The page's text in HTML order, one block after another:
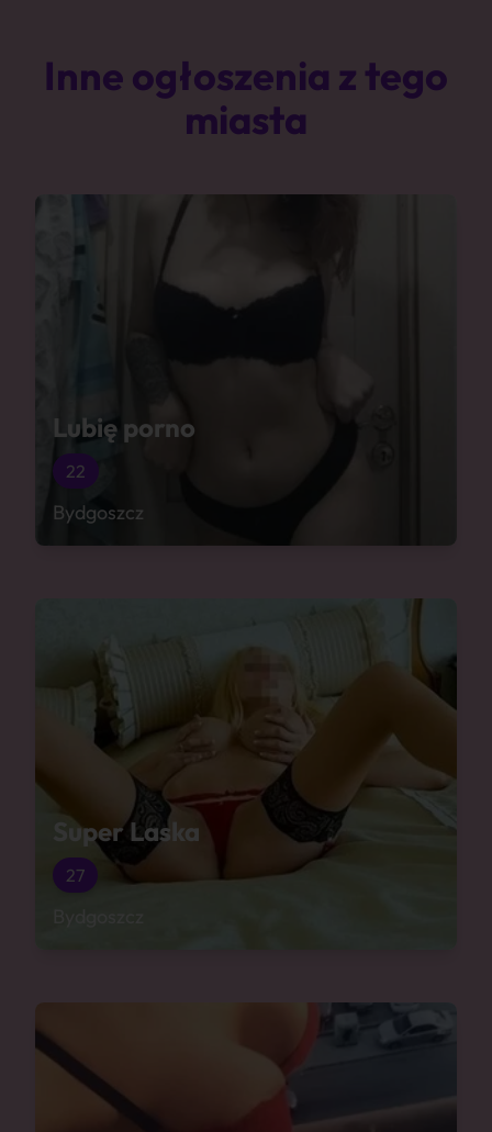
Inne ogłoszenia z tego
miasta
Lubię porno
22
Bydgoszcz
Super Laska
27